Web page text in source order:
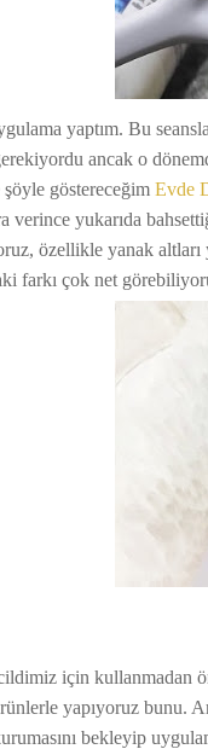
yaptım. Bu
ancak o
şöyle göstereceğim Evde
verince yukarıda
özellikle yanak
farkı çok net
için kullanmadan
yapıyoruz bunu.
bekleyip